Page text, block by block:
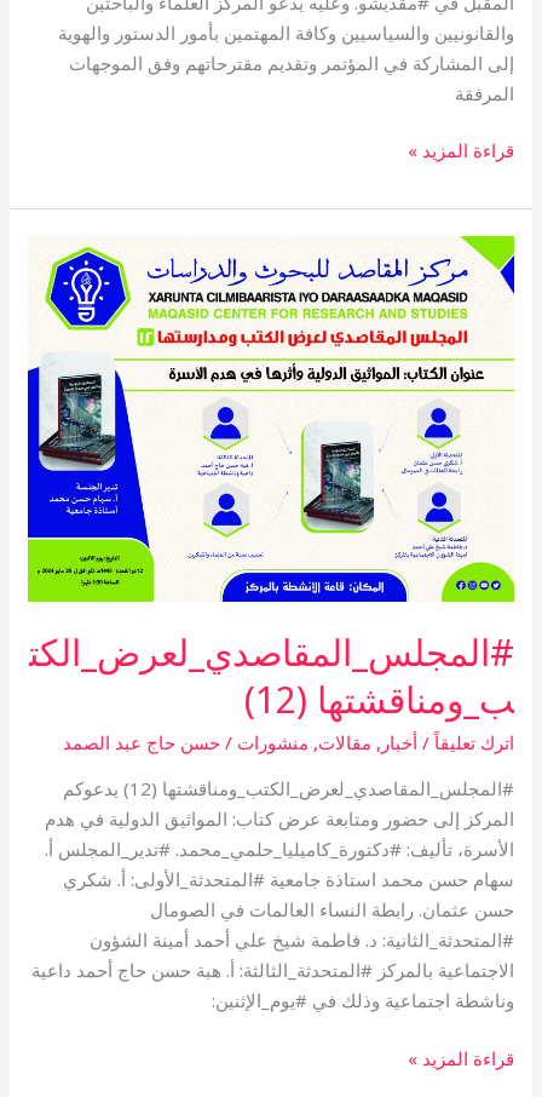
والقانونيين والسياسيين وكافة المهتمين بأمور الدستور والهوية
إلى المشاركة في المؤتمر وتقديم مقترحاتهم وفق الموجهات
المرفقة
قراءة المزيد »
#المجلس_المقاصدي_لعرض_الكت
ب_ومناقشتها (12)
اترك تعليقاً /أخبار , مقالات, منشورات /حسن حاج عبد الصمد
#المجلس_المقاصدي_لعرض_الكتب_ومناقشتها (12) يدعوكم
المركز إلى حضور ومتابعة عرض كتاب: المواثيق الدولية في هدم
الأسرة، تأليف: #دكتورة_كاميليا_حلمي_محمد. #تدير_المجلس أ.
سهام حسن محمد استاذة جامعية #المتحدثة_الأولى: أ. شكري
حسن عثمان. رابطة النساء العالمات في الصومال
#المتحدثة_الثانية: د. فاطمة شيخ علي أحمد أمينة الشؤون
الاجتماعية بالمركز #المتحدثة_الثالثة: أ. هبة حسن حاج أحمد داعية
وناشطة اجتماعية وذلك في #يوم_الإثنين:
#المجلس_المقاصدي_لعرض_الكتب_ومناقشتها
(12)
قراءة المزيد »